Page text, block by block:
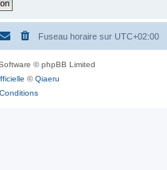
Fuseau horaire sur UTC+02:00
© phpBB Limited
©Qiaeru
Conditions